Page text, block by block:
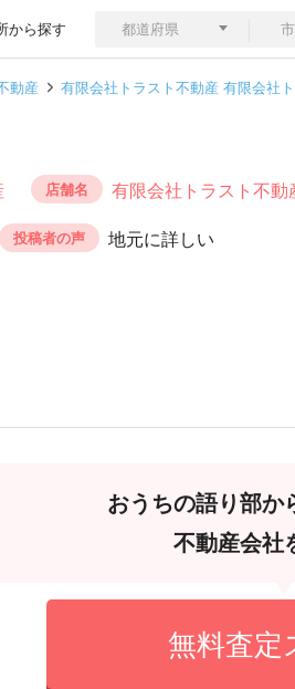
から探す
動産 有限会社トラスト不動産 有限会社
店舗名 有限会社トラスト不
投稿者の声 地元に詳しい
おうちの語り部か
不動産会社
無料査定